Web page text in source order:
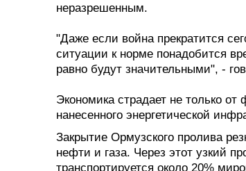
неразрешенным.
"Даже если война прекратится
ситуации к норме понадобится
равно будут значительными", -
Экономика страдает не только от
нанесенного энергетической
Закрытие Ормузского пролива
нефти и газа. Через этот узкий
транспортируется около 20%